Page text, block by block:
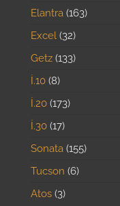
Elantra 163
Excel 32
Getz 133
İ.10 8
İ.20 173
İ.30 17
Sonata 155
Tucson 6
Atos 3